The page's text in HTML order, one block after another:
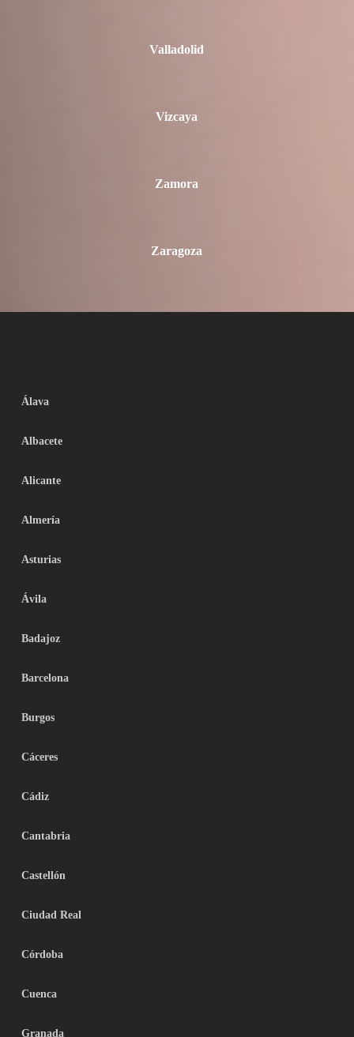
Valladolid
Vizcaya
Zamora
Zaragoza
Álava
Albacete
Alicante
Almería
Asturias
Ávila
Badajoz
Barcelona
Burgos
Cáceres
Cádiz
Cantabria
Castellón
Ciudad Real
Córdoba
Cuenca
Granada